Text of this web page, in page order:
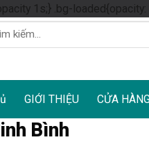
1s;} .bg-loaded{opacity:
GIỚI THIỆU CỬA
Bình